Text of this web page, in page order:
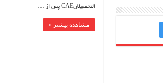
التحصیلانCAE پس از …
مشاهده بیشتر »